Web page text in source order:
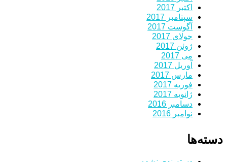
اکتبر 2017
سپتامبر 2017
آگوست 2017
جولای 2017
ژوئن 2017
می 2017
آوریل 2017
مارس 2017
فوریه 2017
ژانویه 2017
دسامبر 2016
نوامبر 2016
دسته‌ها